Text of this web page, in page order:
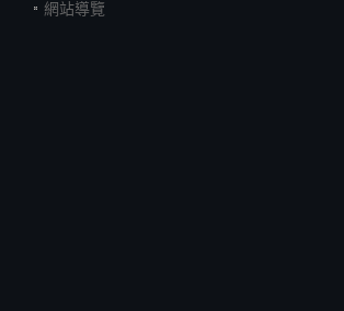
網站導覽